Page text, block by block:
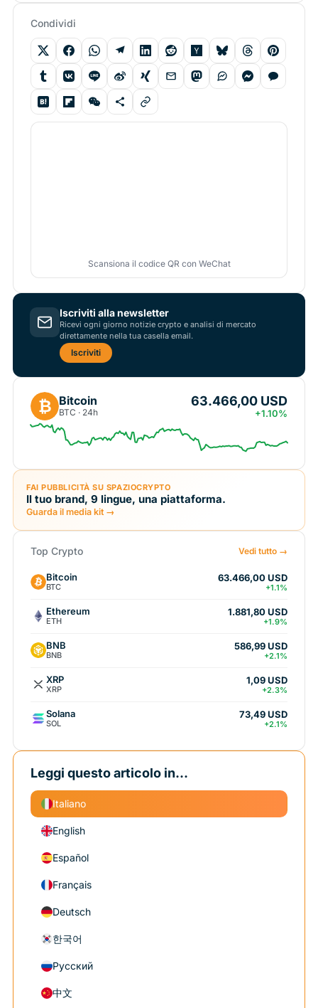
Condividi
Scansiona il codice QR con WeChat
Iscriviti alla newsletter
Ricevi ogni giorno notizie crypto e analisi di mercato
direttamente nella tua casella email.
Iscriviti
₿ Bitcoin
BTC · 24h
63.466,00 USD
+1.10%
FAI PUBBLICITÀ SU SPAZIOCRYPTO
Il tuo brand, 9 lingue, una piattaforma.
Guarda il media kit →
Top Crypto Vedi tutto →
Bitcoin
BTC
63.466,00 USD
+1.1%
Ethereum
ETH
1.881,80 USD
+1.9%
BNB
BNB
586,99 USD
+2.1%
XRP
XRP
1,09 USD
+2.3%
Solana
SOL
73,49 USD
+2.1%
Leggi questo articolo in...
Italiano
English
Español
Français
Deutsch
한국어
Русский
中文